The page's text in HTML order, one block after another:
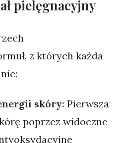
pielęgnacyjny
z których każda
skóry: Pierwsza
poprzez widoczne